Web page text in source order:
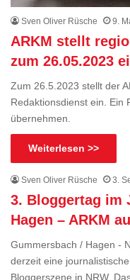
Sven Oliver Rüsche 9.
ARKM stellt
zum 26.05.2023
Zum 26.5.2023 stellt der
Redaktionsdienst ein. Ein
übernehmen.
Weiterlesen >>
Sven Oliver Rüsche 3.
3. Bloggertag im
Hagen – ARKM
Gummersbach / Hagen -
derzeit eine
Bloggerszene in NRW.